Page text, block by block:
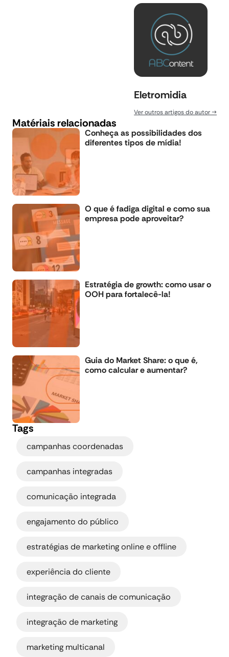
Eletromidia
Ver outros artigos do autor
Matériais relacionadas
Conheça as possibilidades dos
diferentes tipos de mídia!
O que é fadiga digital e como sua
empresa pode aproveitar?
Estratégia de growth: como usar o
OOH para fortalecê-la!
Guia do Market Share: o que é,
como calcular e aumentar?
Tags
campanhas coordenadas
campanhas integradas
comunicação integrada
engajamento do público
estratégias de marketing online e offline
experiência do cliente
integração de canais de comunicação
integração de marketing
marketing multicanal